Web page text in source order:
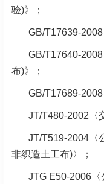
验)》；
GB/T17639-2008
GB/T17640-
布)》；
GB/T17689-
JT/T480-2002〈
JT/T519-2004〈
非织造土工布)〉；
JTG E50-2006〈